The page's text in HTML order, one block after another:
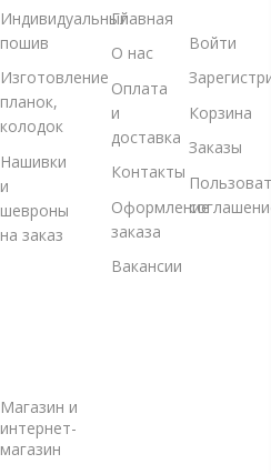
Индивидуальный
пошив
Изготовление
планок,
колодок
Нашивки
и
шевроны
на заказ
Магазин и
интернет-
магазин
Главная
О нас
Оплата
и
доставка
Контакты
Оформление
заказа
Вакансии
Войти
Корзина
Заказы